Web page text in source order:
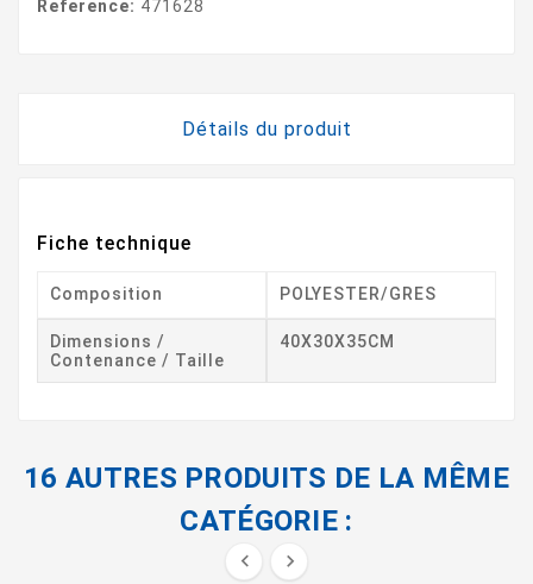
Reference: 471628
Détails du produit
Fiche technique
Composition POLYESTER/GRES
Dimensions /
Contenance / Taille
40X30X35CM
16 AUTRES PRODUITS DE LA MÊME
CATÉGORIE :
 